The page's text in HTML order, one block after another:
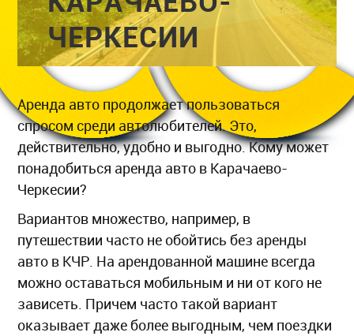
ЧЕРКЕСИИ
Аренда авто продолжает пользоваться
спросом среди автолюбителей. Это,
действительно, удобно и выгодно. Кому может
понадобиться аренда авто в Карачаево-
Черкесии?
Вариантов множество, например, в
путешествии часто не обойтись без аренды
авто в КЧР. На арендованной машине всегда
можно оставаться мобильным и ни от кого не
зависеть. Причем часто такой вариант
оказывает даже более выгодным, чем поездки